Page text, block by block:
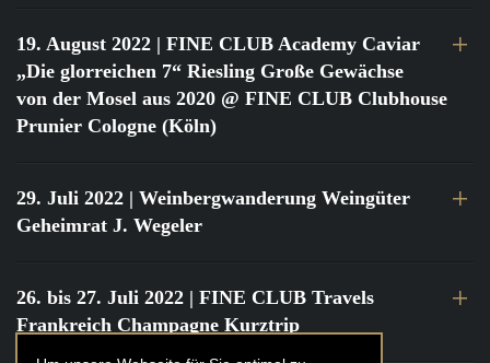
19. August 2022 | FINE CLUB Academy Caviar
„Die glorreichen 7“ Riesling Große Gewächse
von der Mosel aus 2020 @ FINE CLUB Clubhouse
Prunier Cologne (Köln)
29. Juli 2022 | Weinbergwanderung Weingüter
Geheimrat J. Wegeler
26. bis 27. Juli 2022 | FINE CLUB Travels
Frankreich Champagne Kurztrip